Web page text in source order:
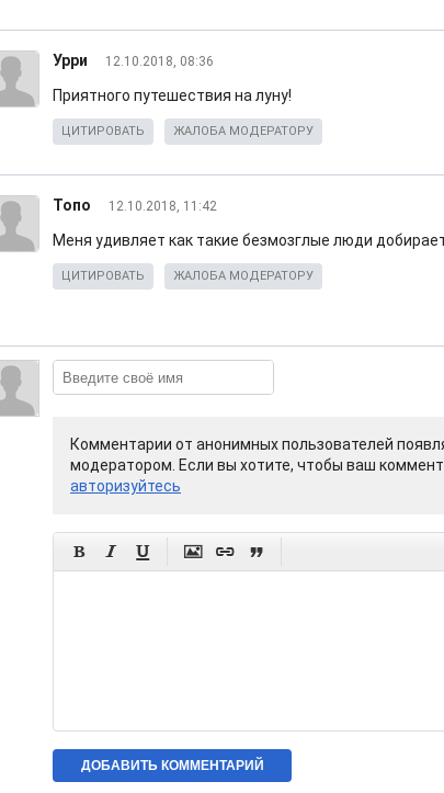
Урри 12.10.2018, 08:36
Приятного путешествия на луну!
ЦИТИРОВАТЬ ЖАЛОБА МОДЕРАТОРУ
Топо 12.10.2018, 11:42
Меня удивляет как такие безмозглые люди
ЦИТИРОВАТЬ ЖАЛОБА МОДЕРАТОРУ
Комментарии от анонимных пользователей
модератором. Если вы хотите, чтобы ваш
авторизуйтесь
     